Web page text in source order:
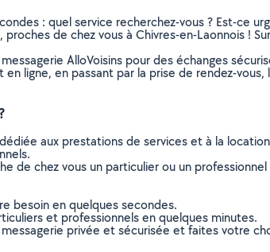
: quel service recherchez-vous ? Est-ce
de chez vous à Chivres-en-Laonnois !
AlloVoisins pour des échanges
ligne, en passant par la prise de rendez-
aux prestations de services et à la
de chez vous un particulier ou un
besoin en quelques secondes.
et professionnels en quelques minutes.
privée et sécurisée et faites votre